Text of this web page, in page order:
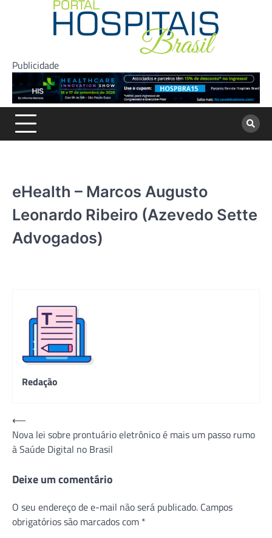
Publicidade
eHealth – Marcos Augusto
Leonardo Ribeiro (Azevedo Sette
Advogados)
Redação
Navegação
de
Post
⟵
Nova lei sobre prontuário eletrônico é mais um passo rumo
à Saúde Digital no Brasil
Deixe um comentário
O seu endereço de e-mail não será publicado. Campos
obrigatórios são marcados com *